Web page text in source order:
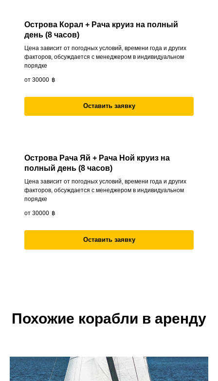
Острова Корал + Рача круиз на полный
день (8 часов)
Цена зависит от погодных условий, времени года и других
факторов, обсуждается с менеджером в индивидуальном
порядке
от 30000 ฿
Оставить заявку
Острова Рача Яй + Рача Ной круиз на
полный день (8 часов)
Цена зависит от погодных условий, времени года и других
факторов, обсуждается с менеджером в индивидуальном
порядке
от 30000 ฿
Оставить заявку
Похожие корабли в аренду